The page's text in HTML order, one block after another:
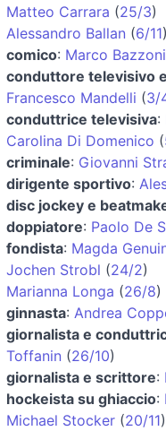
Matteo Carrara (25/3)
Alessandro Ballan (6/11)
comico: Marco Bazzoni
conduttore televisivo
Francesco Mandelli (3/
conduttrice televisiva:
Carolina Di Domenico (
criminale: Giovanni
dirigente sportivo:
disc jockey e
doppiatore: Paolo De
fondista: Magda
Jochen Strobl (24/2)
Marianna Longa (26/8)
ginnasta: Andrea
giornalista e
Toffanin (26/10)
giornalista e scrittore:
hockeista su ghiaccio:
Michael Stocker (20/11)